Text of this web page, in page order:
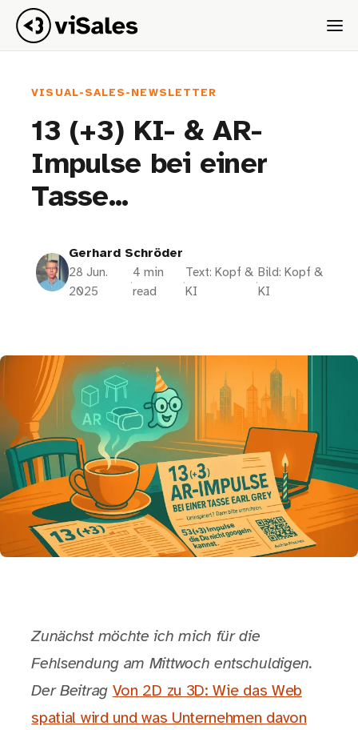
VISUAL-SALES-NEWSLETTER
13 (+3) KI- & AR-
Impulse bei einer
Tasse...
Gerhard Schröder
28 Jun.
2025
·
4 min
read
·
Text: Kopf &
KI
·
Bild: Kopf &
KI
Zunächst möchte ich mich für die
Fehlsendung am Mittwoch entschuldigen.
Der Beitrag Von 2D zu 3D: Wie das Web
spatial wird und was Unternehmen davon